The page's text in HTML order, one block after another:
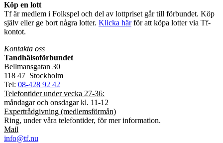
Köp en lott
Tf är medlem i Folkspel och del av lottpriset går till förbundet. Köp
själv eller ge bort några lotter. Klicka härför att köpa lotter via Tf-
kontot.
Kontakta oss
Tandhälsoförbundet
Bellmansgatan 30
118 47 Stockholm
Tel: 08-428 92 42
Telefontider under vecka 27-36:
måndagar och onsdagar kl. 11-12
Expertrådgivning (medlemsförmån)
Ring, under våra telefontider, för mer information.
Mail
info@tf.nu